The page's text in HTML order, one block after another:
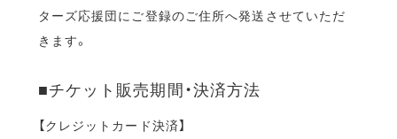
ターズ応援団にご登録のご住所へ発送させていただ
きます。
■チケット販売期間・決済方法
【クレジットカード決済】